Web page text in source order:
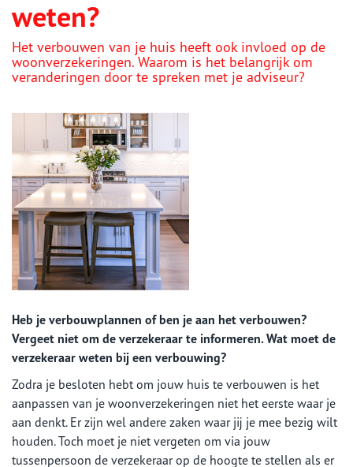
weten?
Het verbouwen van je huis heeft ook invloed op de
woonverzekeringen. Waarom is het belangrijk om
veranderingen door te spreken met je adviseur?
Heb je verbouwplannen of ben je aan het verbouwen?
Vergeet niet om de verzekeraar te informeren. Wat moet de
verzekeraar weten bij een verbouwing?
Zodra je besloten hebt om jouw huis te verbouwen is het
aanpassen van je woonverzekeringen niet het eerste waar je
aan denkt. Er zijn wel andere zaken waar jij je mee bezig wilt
houden. Toch moet je niet vergeten om via jouw
tussenpersoon de verzekeraar op de hoogte te stellen als er